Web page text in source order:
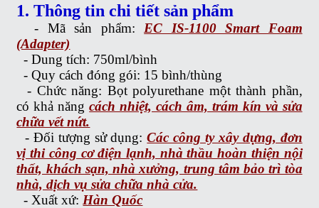
1. Thông tin chi tiết sản phẩm
- Mã sản phẩm: EC IS-1100 Smart Foam
(Adapter)
-Dung tích: 750ml/bình
-Quy cách đóng gói: 15 bình/thùng
- Chức năng: Bọt polyurethane một thành phần,
có khả năngcách nhiệt, cách âm, trám kín và sửa
chữa vết nứt.
- Đối tượng sử dụng:Các công ty xây dựng, đơn
vị thi công cơ điện lạnh, nhà thầu hoàn thiện nội
thất, khách sạn, nhà xưởng, trung tâm bảo trì tòa
nhà, dịch vụ sửa chữa nhà cửa.
- Xuất xứ: Hàn Quốc